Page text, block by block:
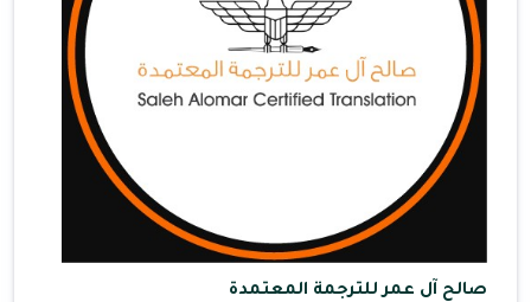
صالح آل عمر للترجمة المعتمدة